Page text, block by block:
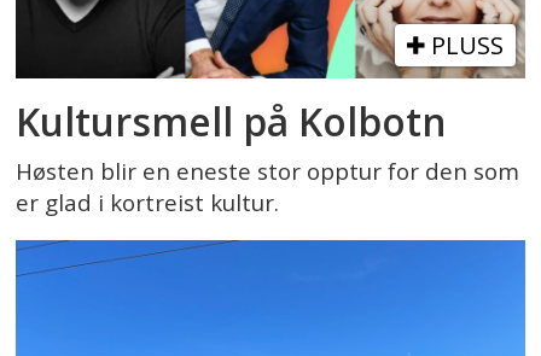
PLUSS
Kultursmell på Kolbotn
Høsten blir en eneste stor opptur for den som
er glad i kortreist kultur.